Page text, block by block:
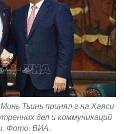
Тьинь принял г-на Хаяси
дел и коммуникаций
Фото: ВИА.